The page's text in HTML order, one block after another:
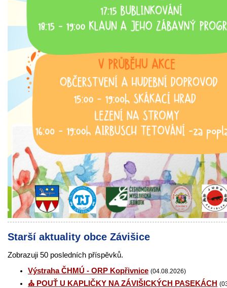
Starší aktuality obce Závišice
Zobrazuji 50 posledních příspěvků.
Výstraha ČHMÚ - ORP Kopřivnice (04.08.2026)
⛪ POUŤ U KAPLIČKY NA ZÁVIŠICKÝCH PASEKÁCH